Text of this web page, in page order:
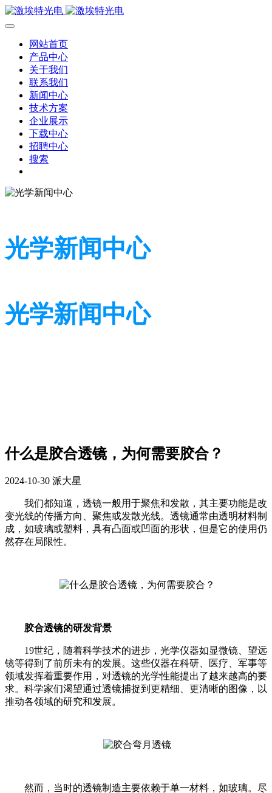
网站首页
产品中心
关于我们
联系我们
新闻中心
技术方案
企业展示
下载中心
招聘中心
搜索
光学新闻中心
光学新闻中心
什么是胶合透镜，为何需要胶合？
2024-10-30 派大星
我们都知道，透镜一般用于聚焦和发散， 其主要功能是改
变光线的传播方向、聚焦或发散光线。透镜通常由透明材料制
成，如玻璃或塑料，具有凸面或凹面的形状 ， 但是它的使用仍
然存在局限性。
胶合透镜的研发背景
19世纪，随着科学技术的进步，光学仪器如显微镜、望远
镜等得到了前所未有的发展。这些仪器在科研、医疗、军事等
领域发挥着重要作用，对透镜的光学性能提出了越来越高的要
求。科学家们渴望通过透镜捕捉到更精细、更清晰的图像，以
推动各领域的研究和发展。
然而，当时的透镜制造主要依赖于单一材料，如玻璃。尽